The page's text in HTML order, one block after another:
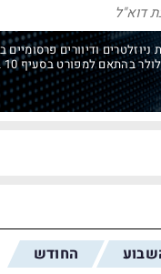
ודיוורים פרסומיים
למפורט בסעיף 10 בתנאי השימוש
החודש